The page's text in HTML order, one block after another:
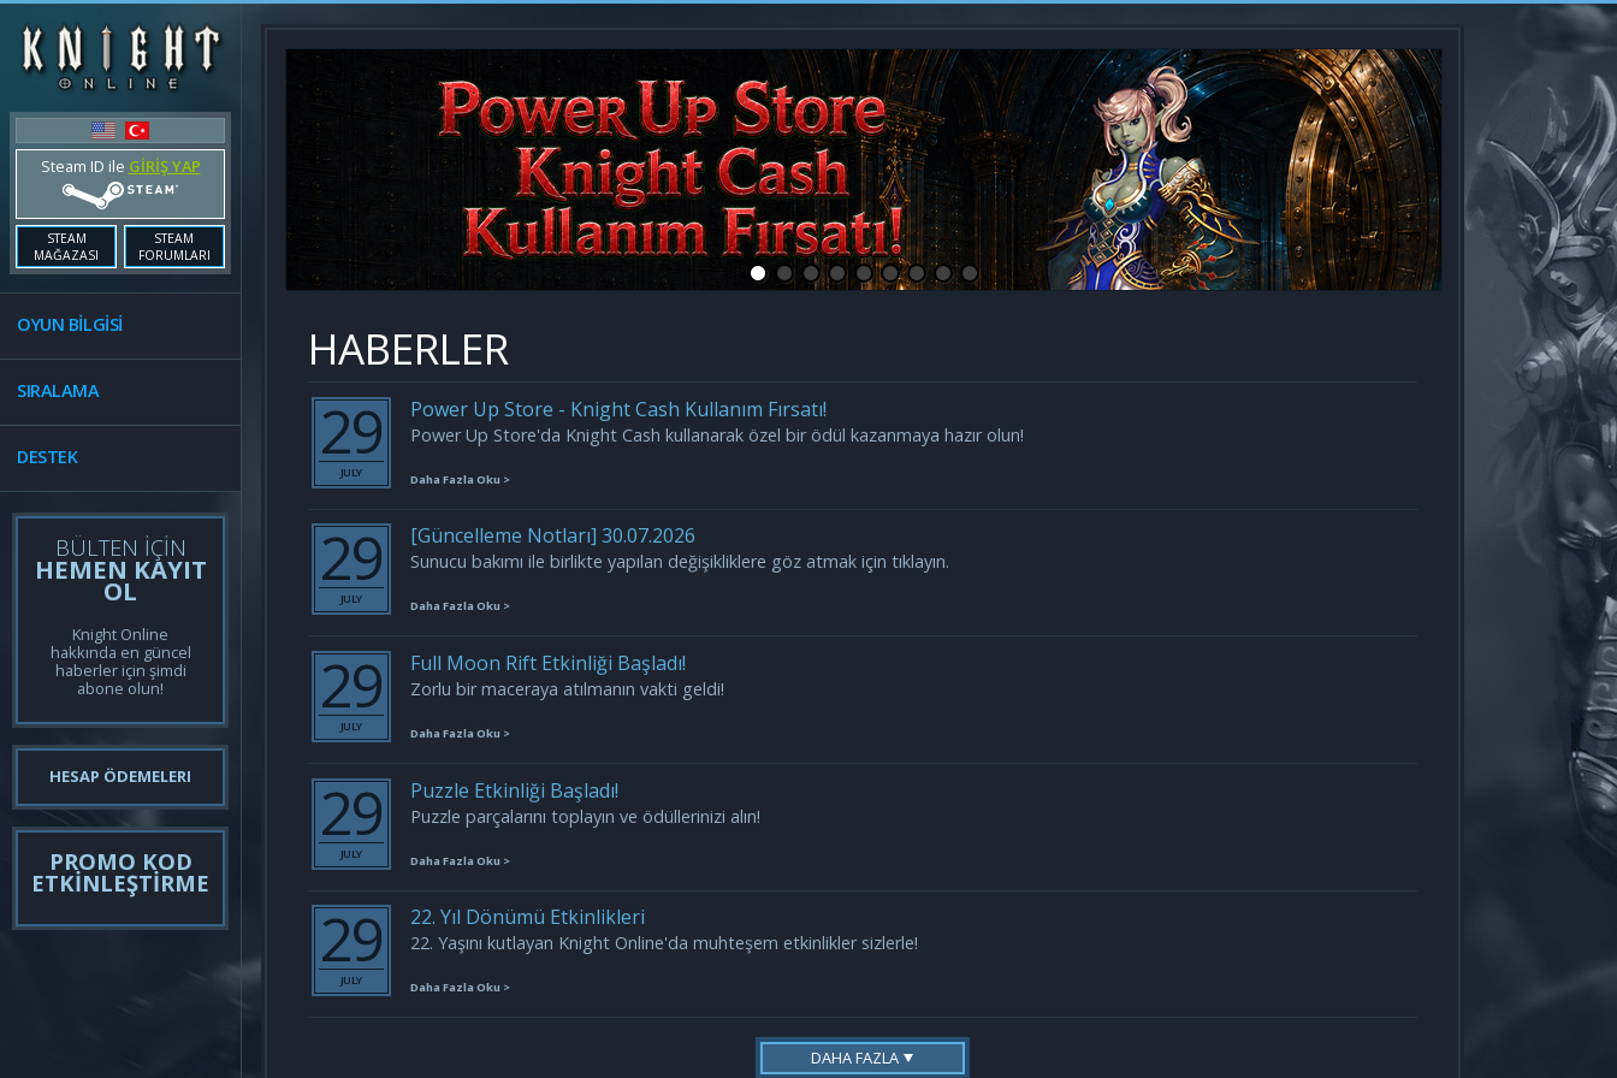
Steam ID ile GİRİŞ YAP
STEAM
MAĞAZASI
STEAM
FORUMLARI
OYUN BİLGİSİ
SIRALAMA
DESTEK
BÜLTEN İÇİN
HEMEN KAYIT
OL
Knight Online
hakkında en güncel
haberler için şimdi
abone olun!
HESAP ÖDEMELERI
PROMO KOD
ETKİNLEŞTİRME
HABERLER
29
JULY
Power Up Store - Knight Cash Kullanım Fırsatı!
Power Up Store'da Knight Cash kullanarak özel bir ödül kazanmaya hazır olun!
Daha Fazla Oku >
29
JULY
[Güncelleme Notları] 30.07.2026
Sunucu bakımı ile birlikte yapılan değişikliklere göz atmak için tıklayın.
Daha Fazla Oku >
29
JULY
Full Moon Rift Etkinliği Başladı!
Zorlu bir maceraya atılmanın vakti geldi!
Daha Fazla Oku >
29
JULY
Puzzle Etkinliği Başladı!
Puzzle parçalarını toplayın ve ödüllerinizi alın!
Daha Fazla Oku >
29
JULY
22. Yıl Dönümü Etkinlikleri
22. Yaşını kutlayan Knight Online'da muhteşem etkinlikler sizlerle!
Daha Fazla Oku >
DAHA FAZLA